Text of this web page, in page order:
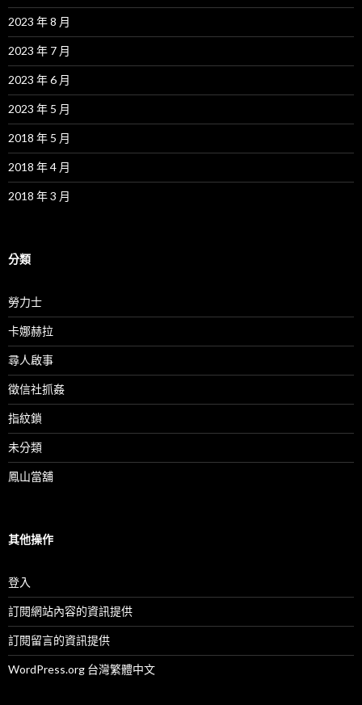
2023 年 8 月
2023 年 7 月
2023 年 6 月
2023 年 5 月
2018 年 5 月
2018 年 4 月
2018 年 3 月
分類
勞力士
卡娜赫拉
尋人啟事
徵信社抓姦
指紋鎖
未分類
鳳山當舖
其他操作
登入
訂閱網站內容的資訊提供
訂閱留言的資訊提供
WordPress.org 台灣繁體中文